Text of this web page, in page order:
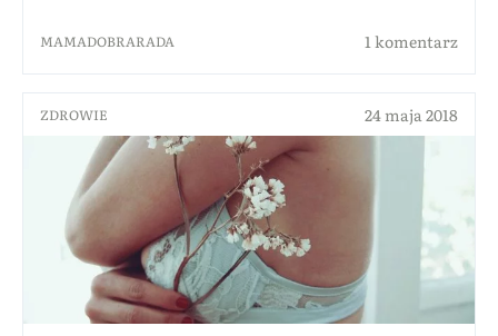
MAMADOBRARADA 1 komentarz
ZDROWIE 24 maja 2018